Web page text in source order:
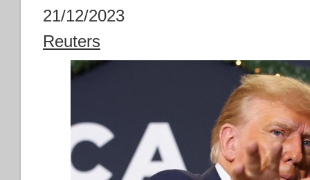
21/12/2023
Reuters